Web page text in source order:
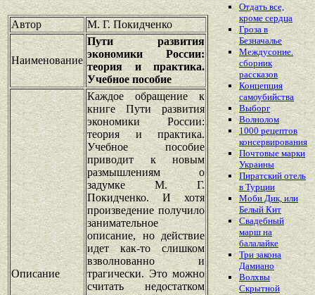
Автор М. Г. Покидченко
Наименование
Пути развития
экономики России:
теория и практика.
Учебное пособие
Описание
Каждое обращение к
книге Пути развития
экономики России:
теория и практика.
Учебное пособие
приводит к новым
размышлениям о
задумке М. Г.
Покидченко. И хотя
произведение получило
занимательное
описание, но действие
идет как-то слишком
взволнованно и
трагически. Это можно
считать недостатком
Отдать все,
кроме сердца
Гроза в
Безначалье
Междусоние.
сборник
рассказов
Концепция
самоубийства
Выборг
Волнолом
1000 рецептов
консервирования
Почтовые марки
Украины
Пиратский отель
в Турции
Моби Дик, или
Белый Кит
Свадебный
марш на
балалайке
Три закона
Дамиано
Волхвы
Скрытной